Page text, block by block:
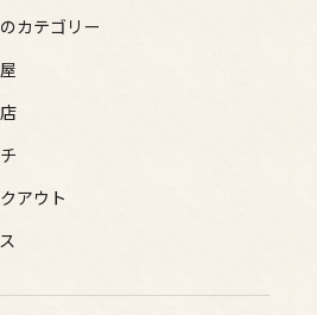
カテゴリー
アウト